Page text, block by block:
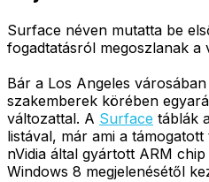
Surface néven mutatta be
fogadtatásról megoszlanak a
Bár a Los Angeles
szakemberek körében
változattal. A Surface táblák
listával, már ami a
nVidia által gyártott ARM
Windows 8 megjelenésétől